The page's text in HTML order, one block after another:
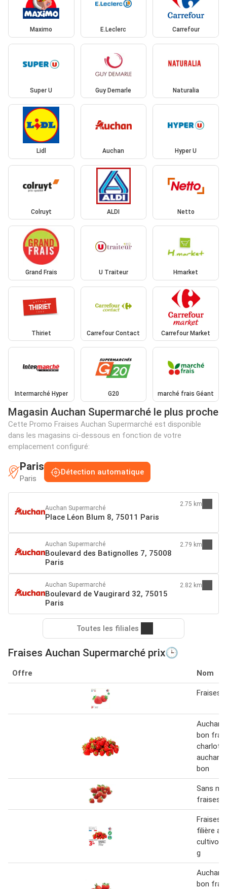
Maximo E.Leclerc Carrefour
Super U Guy Demarle Naturalia
Lidl Auchan Hyper U
Colruyt ALDI Netto
Grand Frais U Traiteur Hmarket
Thiriet Carrefour Contact Carrefour Market
Intermarché Hyper G20 marché frais Géant
Magasin Auchan Supermarché le plus proche
Cette Promo Fraises Auchan Supermarché est disponible
dans les magasins ci-dessous en fonction de votre
emplacement configuré:
Paris
Paris
Détection automatique
Auchan Supermarché
Place Léon Blum 8, 75011 Paris
2.75 km
Auchan Supermarché
Boulevard des Batignolles 7, 75008
Paris
2.79 km
Auchan Supermarché
Boulevard de Vaugirard 32, 75015
Paris
2.82 km
Toutes les filiales
Fraises Auchan Supermarché prix🕒
Offre Nom
Fraises
Auchan
bon
auchan
bon
Sans
fraises
Fraises
filière
g
Auchan
bon